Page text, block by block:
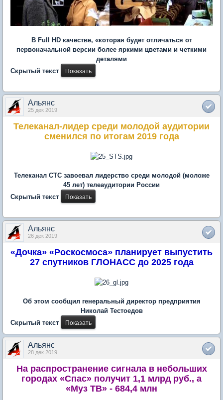
В Full HD качестве, «которая будет отличаться от
первоначальной версии более яркими цветами и четкими
деталями
Скрытый текст
Альянс
25 дек 2019
Телеканал-лидер среди молодой аудитории
сменился по итогам 2019 года
Телеканал СТС завоевал лидерство среди молодой (моложе
45 лет) телеаудитории России
Скрытый текст
Альянс
26 дек 2019
«Дочка» «Роскосмоса» планирует выпустить
27 спутников ГЛОНАСС до 2025 года
Об этом сообщил генеральный директор предприятия
Николай Тестоедов
Скрытый текст
Альянс
28 дек 2019
На распространение сигнала в небольших
городах «Спас» получит 1,1 млрд руб., а
«Муз ТВ» - 684,4 млн